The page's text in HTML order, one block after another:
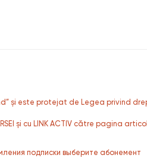
și este protejat de Legea privind
și cu LINK ACTIV către pagina
подписки выберите абонемент